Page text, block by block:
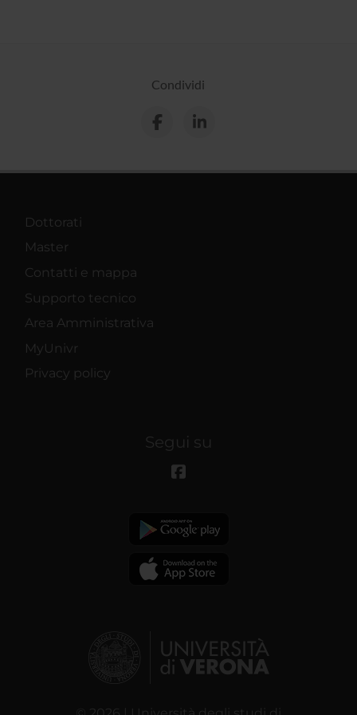
Condividi
Dottorati
Master
Contatti e mappa
Supporto tecnico
Area Amministrativa
MyUnivr
Privacy policy
Segui su